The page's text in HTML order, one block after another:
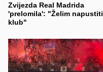
Zvijezda Real Madrida
'prelomila': "Želim napustiti
klub"